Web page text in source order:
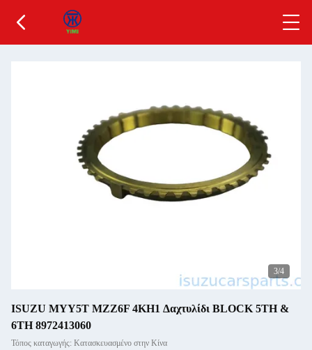
3/4
ISUZU MYY5T MZZ6F 4KH1 Δαχτυλίδι BLOCK 5TH &
6TH 8972413060
Τόπος καταγωγής: Κατασκευασμένο στην Κίνα